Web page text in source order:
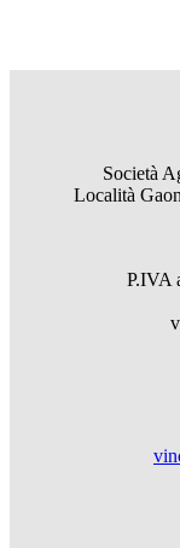
Società
Località
P.IVA